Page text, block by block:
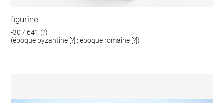
figurine
-30 / 641 (?)
(époque byzantine [?] ; époque romaine [?])